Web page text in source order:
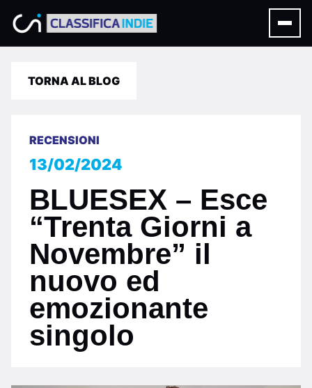
TORNA AL BLOG
RECENSIONI
13/02/2024
BLUESEX – Esce
“Trenta Giorni a
Novembre” il
nuovo ed
emozionante
singolo